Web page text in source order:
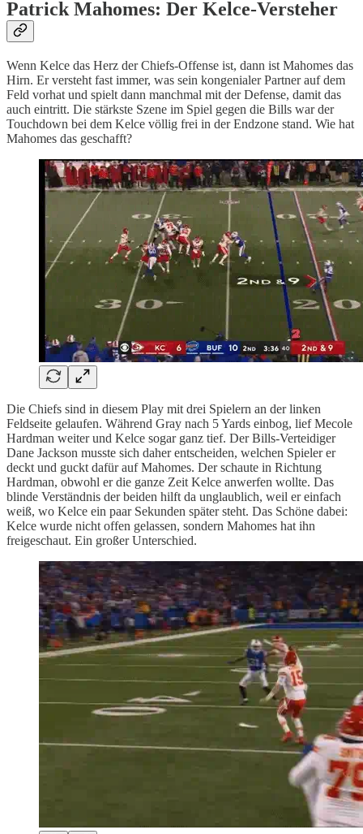
Patrick Mahomes: Der Kelce-Versteher
Wenn Kelce das Herz der Chiefs-Offense ist, dann ist Mahomes das
Hirn. Er versteht fast immer, was sein kongenialer Partner auf dem
Feld vorhat und spielt dann manchmal mit der Defense, damit das
auch eintritt. Die stärkste Szene im Spiel gegen die Bills war der
Touchdown bei dem Kelce völlig frei in der Endzone stand. Wie hat
Mahomes das geschafft?
Die Chiefs sind in diesem Play mit drei Spielern an der linken
Feldseite gelaufen. Während Gray nach 5 Yards einbog, lief Mecole
Hardman weiter und Kelce sogar ganz tief. Der Bills-Verteidiger
Dane Jackson musste sich daher entscheiden, welchen Spieler er
deckt und guckt dafür auf Mahomes. Der schaute in Richtung
Hardman, obwohl er die ganze Zeit Kelce anwerfen wollte. Das
blinde Verständnis der beiden hilft da unglaublich, weil er einfach
weiß, wo Kelce ein paar Sekunden später steht. Das Schöne dabei:
Kelce wurde nicht offen gelassen, sondern Mahomes hat ihn
freigeschaut. Ein großer Unterschied.